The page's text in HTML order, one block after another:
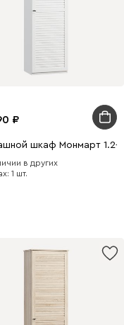
зеркалшкаф Монмарт 1.2-
в других
1 шт.